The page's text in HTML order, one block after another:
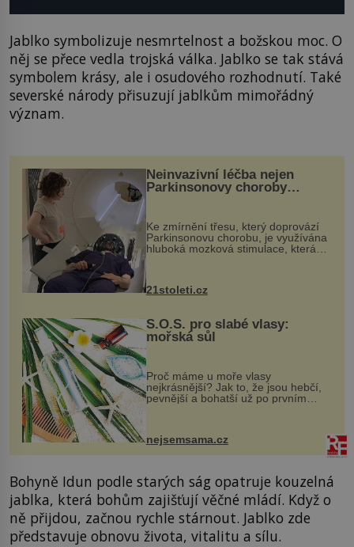
Jablko symbolizuje nesmrtelnost a božskou moc. O
něj se přece vedla trojská válka. Jablko se tak stává
symbolem krásy, ale i osudového rozhodnutí. Také
severské národy přisuzují jablkům mimořádný
význam.
Neinvazivní léčba nejen
Parkinsonovy choroby
Ke zmírnění třesu, který doprovází
Parkinsonovu chorobu, je využívána
hluboká mozková stimulace, která
však vyžaduje vysoce invazivní
zákrok. Ultrazvuk zase není vhodný
k dostatečně přesnému zacílení ...
21stoleti.cz
S.O.S. pro slabé vlasy:
mořská sůl
Proč máme u moře vlasy
nejkrásnější? Jak to, že jsou hebčí,
pevnější a bohatší už po prvním
vlasy. ...
nejsemsama.cz
Bohyně Idun podle starých ság opatruje kouzelná
jablka, která bohům zajišťují věčné mládí. Když o
ně přijdou, začnou rychle stárnout. Jablko zde
představuje obnovu života, vitalitu a sílu.